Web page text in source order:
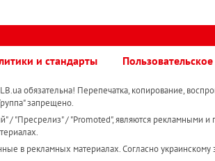
и стандарты
обязательна! Перепечатка, копирование,
запрещено.
"Пресрелиз" / "Promoted", являются рекламными и
в рекламных материалах. Согласно украинскому